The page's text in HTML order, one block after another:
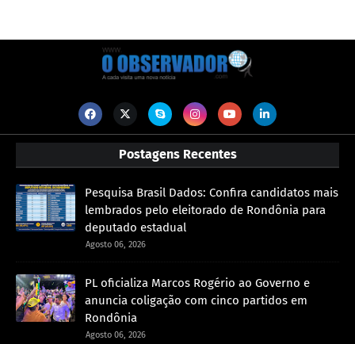
Postagens Recentes
Pesquisa Brasil Dados: Confira candidatos mais
lembrados pelo eleitorado de Rondônia para
deputado estadual
Agosto 06, 2026
PL oficializa Marcos Rogério ao Governo e
anuncia coligação com cinco partidos em
Rondônia
Agosto 06, 2026